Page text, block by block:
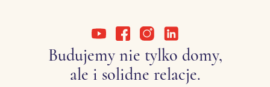
Budujemy nie tylko domy,
ale i solidne relacje.